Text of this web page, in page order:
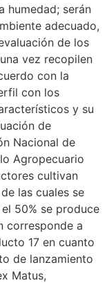
humedad; serán
adecuado,
de los
vez recopilen
con la
con los
y su
de
Nacional de
Agropecuario
cultivan
las cuales se
50% se produce
corresponde a
17 en cuanto
de lanzamiento
Matus,